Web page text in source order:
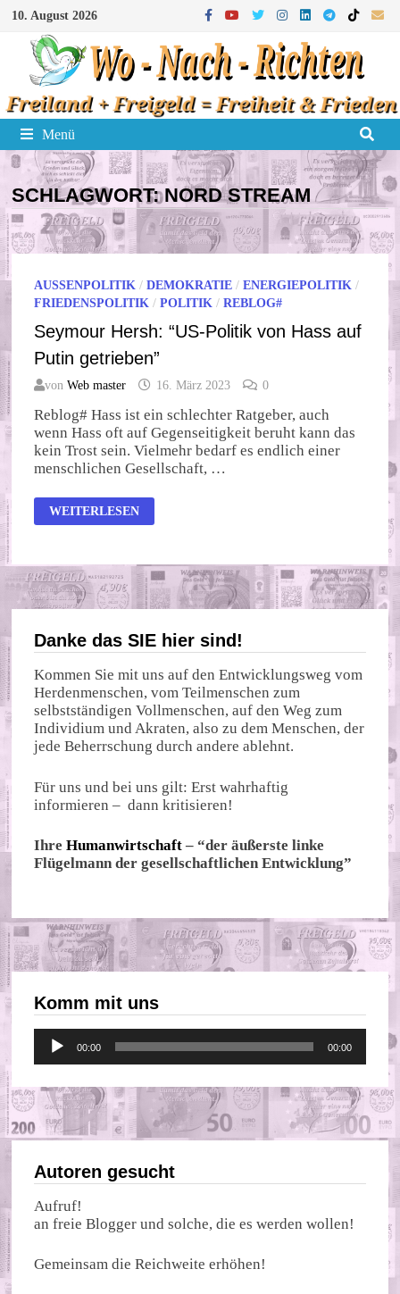
Zum
Inhalt
springen
10. August 2026
Menü
SCHLAGWORT:NORD STREAM
AUSSENPOLITIK /DEMOKRATIE /ENERGIEPOLITIK /
FRIEDENSPOLITIK /POLITIK /REBLOG#
Seymour Hersh: “US-Politik von Hass auf
Putin getrieben”
vonWeb master 16. März 2023 0
Reblog# Hass ist ein schlechter Ratgeber, auch
wenn Hass oft auf Gegenseitigkeit beruht kann das
kein Trost sein. Vielmehr bedarf es endlich einer
menschlichen Gesellschaft, …
SEYMOUR
HERSH:
HASS
AUF
PUTIN
GETRIEBEN”
WEITERLESEN
Danke das SIE hier sind!
Kommen Sie mit uns auf den Entwicklungsweg vom
Herdenmenschen, vom Teilmenschen zum
selbstständigen Vollmenschen, auf den Weg zum
Individium und Akraten, also zu dem Menschen, der
jede Beherrschung durch andere ablehnt.
Für uns und bei uns gilt: Erst wahrhaftig
informieren – dann kritisieren!
IhreHumanwirtschaft – “der äußerste linke
Flügelmann der gesellschaftlichen Entwicklung”
Komm mit uns
Audio-
Player
00:00 00:00
Autoren gesucht
Aufruf!
an freie Blogger und solche, die es werden wollen!
Gemeinsam die Reichweite erhöhen!